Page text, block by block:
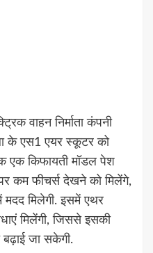
वाहन निर्माता कंपनी
के एस1 एयर स्कूटर को
एक किफायती मॉडल पेश
कम फीचर्स देखने को मिलेंगे,
मिलेगी. इसमें एथर
मिलेंगी, जिससे इसकी
जा सकेगी.